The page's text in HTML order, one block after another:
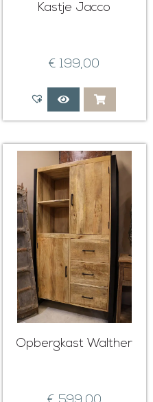
Kastje Jacco
€ 199,00
Opbergkast Walther